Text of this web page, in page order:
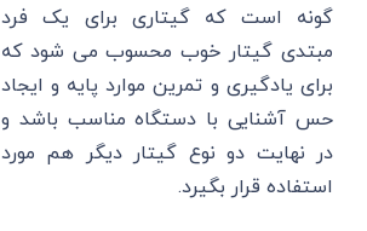
گونه است که گیتاری برای یک فرد
مبتدی گیتار خوب محسوب می‌ شود که
برای یادگیری و تمرین موارد پایه و ایجاد
حس آشنایی با دستگاه مناسب باشد و
در نهایت دو نوع گیتار دیگر هم مورد
استفاده قرار بگیرد.